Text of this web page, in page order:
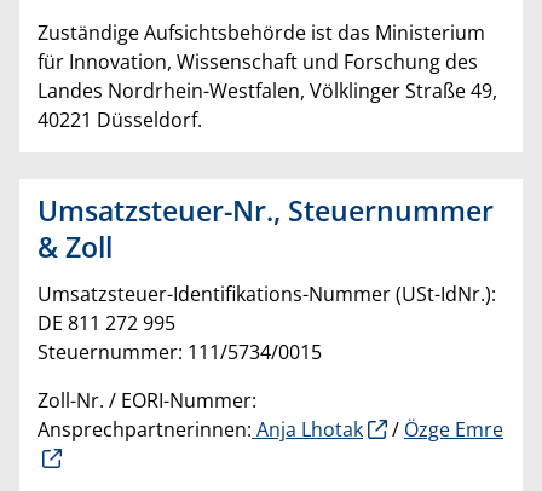
Zuständige Aufsichtsbehörde ist das Ministerium
für Innovation, Wissenschaft und Forschung des
Landes Nordrhein-Westfalen, Völklinger Straße 49,
40221 Düsseldorf.
Umsatzsteuer-Nr., Steuernummer
& Zoll
Umsatzsteuer-Identifikations-Nummer (USt-IdNr.):
DE 811 272 995
Steuernummer: 111/5734/0015
Zoll-Nr. / EORI-Nummer:
Ansprechpartnerinnen: Anja Lhotak / Özge Emre